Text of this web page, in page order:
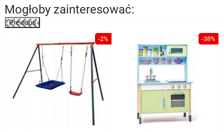
Mogłoby zainteresować:
Previous
-2% -38%